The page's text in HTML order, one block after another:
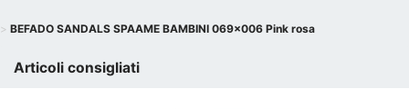
BEFADO SANDALS SPAAME ​​BAMBINI 069x006 Pink rosa
Articoli consigliati